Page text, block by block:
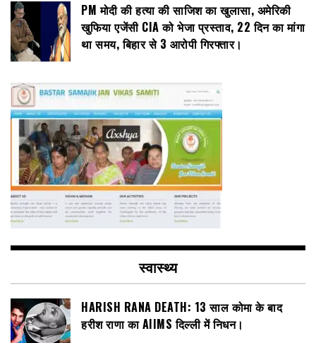
PM मोदी की हत्या की साजिश का खुलासा, अमेरिकी
खुफिया एजेंसी CIA को भेजा प्रस्ताव, 22 दिन का मांगा
था समय, बिहार से 3 आरोपी गिरफ्तार।
स्वास्थ्य
HARISH RANA DEATH: 13 साल कोमा के बाद
हरीश राणा का AIIMS दिल्ली में निधन।